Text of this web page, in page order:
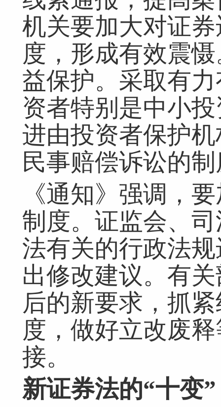
机关要加大对证
度，形成有效震
益保护。采取有
资者特别是中小
进由投资者保护
民事赔偿诉讼的
《通知》强调，
制度。证监会、
法有关的行政法
出修改建议。有
后的新要求，抓
度，做好立改废
接。
新证券法的“十变”